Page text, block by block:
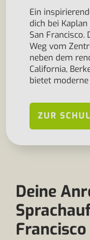
Ein
dich bei
San Francisco.
Weg vom
neben dem
California,
bietet
ZUR
Deine
Francisco